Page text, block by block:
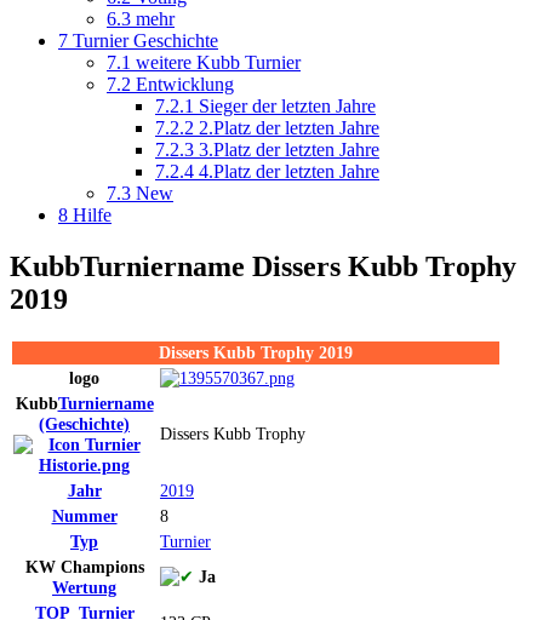
6.3 mehr
7 Turnier Geschichte
7.1 weitere Kubb Turnier
7.2 Entwicklung
7.2.1 Sieger der letzten Jahre
7.2.2 2.Platz der letzten Jahre
7.2.3 3.Platz der letzten Jahre
7.2.4 4.Platz der letzten Jahre
7.3 New
8 Hilfe
KubbTurniername Dissers Kubb Trophy
2019
Dissers Kubb Trophy 2019
logo
KubbTurniername
(Geschichte)
Dissers Kubb Trophy
Jahr
2019
Nummer
8
Typ
Turnier
KW Champions
Wertung
Ja
TOP_Turnier